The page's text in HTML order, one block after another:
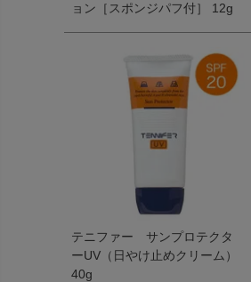
ョン［スポンジパフ付］ 12g
テニファー サンプロテクタ
ーUV（日やけ止めクリーム）
40g